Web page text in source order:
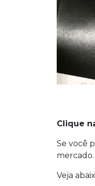
Clique
Se você
Veja